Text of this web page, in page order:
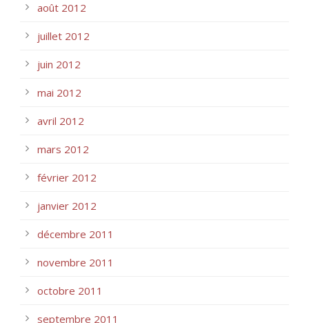
août 2012
juillet 2012
juin 2012
mai 2012
avril 2012
mars 2012
février 2012
janvier 2012
décembre 2011
novembre 2011
octobre 2011
septembre 2011